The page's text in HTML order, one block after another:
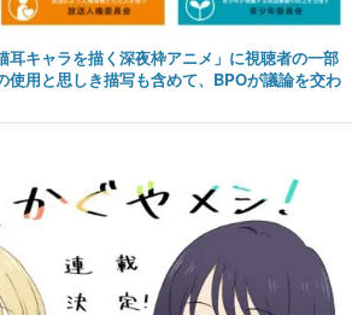
耳キャラを描く深夜枠アニメ」に視聴者の一部
使用と思しき描写も含めて、BPOが議論を交わ